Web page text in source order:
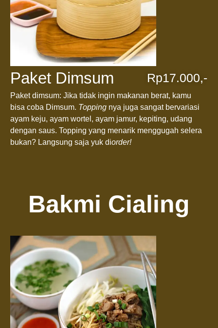
Paket Dimsum Rp17.000,-
Paket dimsum: Jika tidak ingin makanan berat, kamu
bisa coba Dimsum. Topping nya juga sangat bervariasi
ayam keju, ayam wortel, ayam jamur, kepiting, udang
dengan saus. Topping yang menarik menggugah selera
bukan? Langsung saja yuk diorder!
Bakmi Cialing